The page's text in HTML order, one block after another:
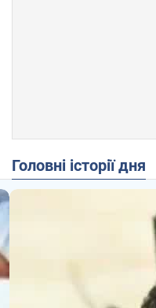
Головні історії дня